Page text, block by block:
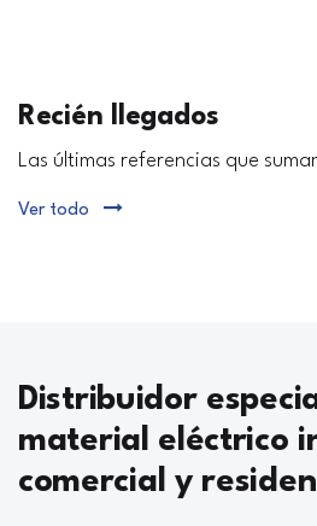
Recién llegados
Las últimas referencias que
Ver todo
Distribuidor
material eléctrico
comercial y